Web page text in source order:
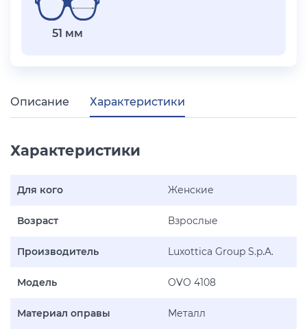
51 мм
Описание Характеристики
Характеристики
Для кого Женские
Возраст Взрослые
Производитель Luxottica Group S.p.A.
Модель OVO 4108
Материал оправы Металл